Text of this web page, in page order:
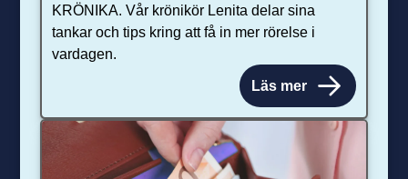
KRÖNIKA. Vår krönikör Lenita delar sina
tankar och tips kring att få in mer rörelse i
vardagen.
Läs mer